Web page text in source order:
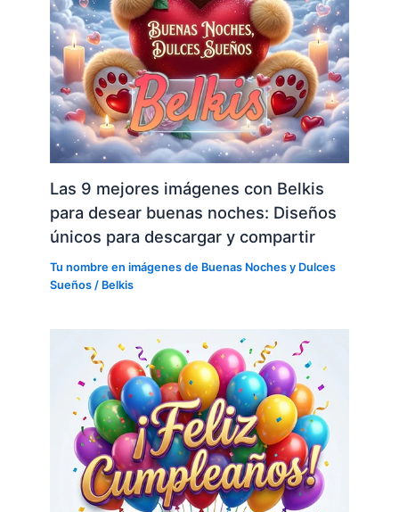
Las 9 mejores imágenes con Belkis
para desear buenas noches: Diseños
únicos para descargar y compartir
Tu nombre en imágenes de Buenas Noches y Dulces
Sueños / Belkis